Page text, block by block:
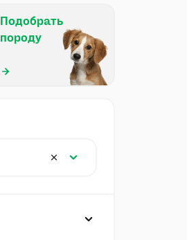
Подобрать
породу